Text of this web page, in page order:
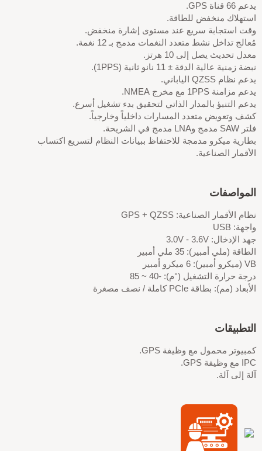
يدعم 66 قناة GPS.
استهلاك منخفض للطاقة.
وقت استجابة سريع عند مستوى إشارة منخفض.
مُعالج تداخل نشط متعدد النغمات مدمج بـ 12 نغمة.
معدل تحديث يصل إلى 10 هرتز.
نبضة زمنية عالية الدقة ± 11 نانو ثانية (1PPS).
يدعم نظام QZSS الياباني.
يدعم مزامنة 1PPS مع مخرج NMEA.
يدعم التنبؤ بالمدار الذاتي لتحقيق بدء تشغيل أسرع.
كشف وتعويض متعدد المسارات داخلياً وخارجياً.
فلتر SAW مدمج وLNA مدمج في الشريحة.
بطارية ميكرو مدمجة للاحتفاظ ببيانات النظام لتسريع اكتساب
الأقمار الصناعية.
المواصفات
نظام الأقمار الصناعية: GPS + QZSS
واجهة: USB
جهد الإدخال: 3.0V - 3.6V
الطاقة (ملي أمبير): 35 ملي أمبير
VB (ميكرو أمبير): 6 ميكرو أمبير
درجة حرارة التشغيل (°م): -40 ~ 85
الأبعاد (مم): بطاقة PCIe كاملة / نصف مصغرة
التطبيقات
كمبيوتر محمول مع وظيفة GPS.
IPC مع وظيفة GPS.
آلة إلى آلة.